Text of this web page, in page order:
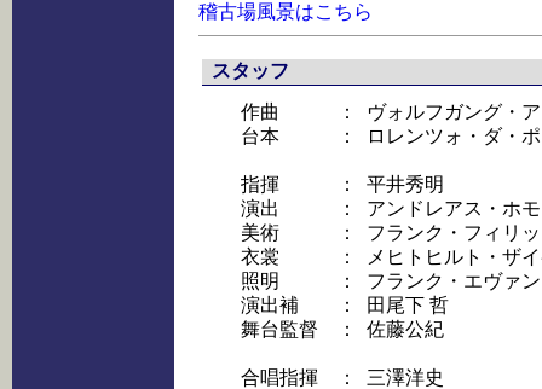
稽古場風景はこちら
スタッフ
作曲
：
ヴォルフガング・
台本
： ロレンツォ・ダ・
指揮 ：
平井秀明
演出
：
アンドレアス・ホ
美術
：
フランク・フィリ
衣裳
：
メヒトヒルト・ザ
照明
：
フランク・エヴァン
演出補
：
田尾下 哲
舞台監督
： 佐藤公紀
合唱指揮 ：
三澤洋史